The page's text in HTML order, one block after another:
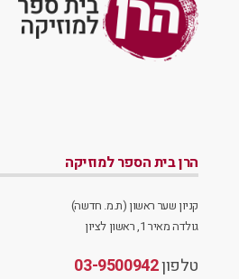
הרן בית הספר למוזיקה
קניון שער ראשון (ת.מ. חדשה)
גולדה מאיר 1, ראשון לציון
טלפון03-9500942